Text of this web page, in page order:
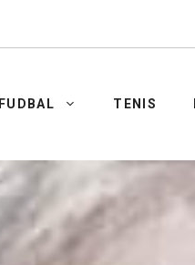
FUDBAL TENIS